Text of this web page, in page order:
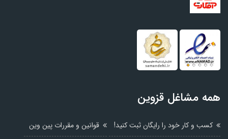
همه مشاغل قزوین
کسب و کار خود را رایگان ثبت کنید!
قوانین و مقررات پین وین